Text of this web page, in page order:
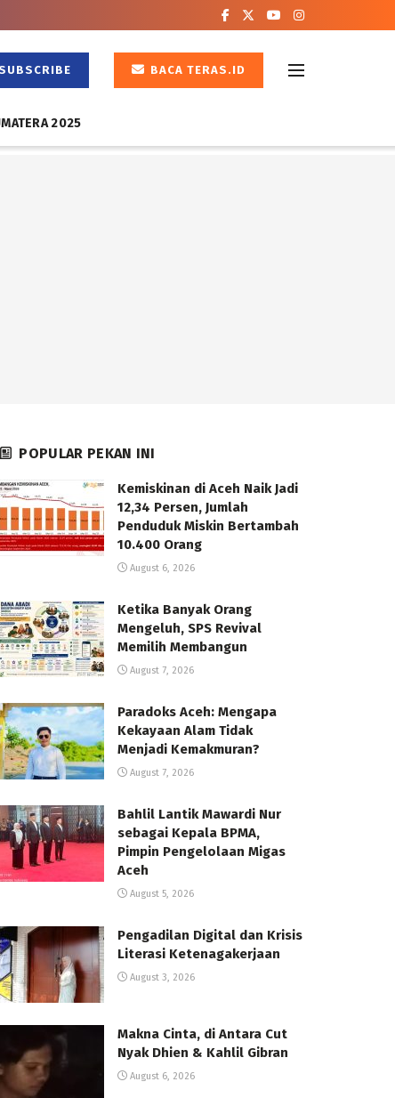
BACA TERAS.ID
2025
POPULAR PEKAN INI
Kemiskinan di Aceh Naik Jadi
12,34 Persen, Jumlah
Penduduk Miskin Bertambah
10.400 Orang
August 6, 2026
Ketika Banyak Orang
Mengeluh, SPS Revival
Memilih Membangun
August 7, 2026
Paradoks Aceh: Mengapa
Kekayaan Alam Tidak
Menjadi Kemakmuran?
August 7, 2026
Bahlil Lantik Mawardi Nur
sebagai Kepala BPMA,
Pimpin Pengelolaan Migas
Aceh
August 5, 2026
Pengadilan Digital dan Krisis
Literasi Ketenagakerjaan
August 3, 2026
Makna Cinta, di Antara Cut
Nyak Dhien & Kahlil Gibran
August 6, 2026